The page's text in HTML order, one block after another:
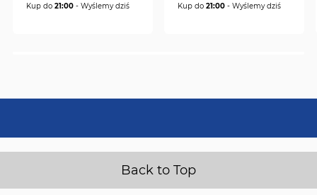
Kup do 21:00 - Wyślemy dziś Kup do 21:00 - Wyślemy dziś
Back to Top